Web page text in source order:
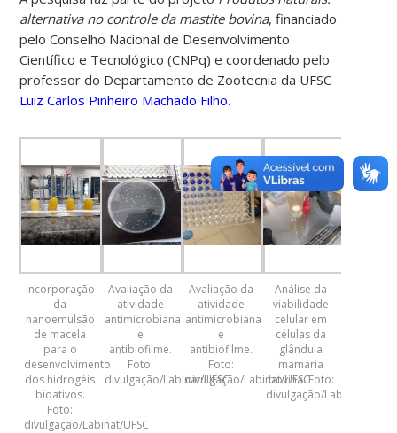
alternativa no controle da mastite bovina, financiado
pelo Conselho Nacional de Desenvolvimento
Científico e Tecnológico (CNPq) e coordenado pelo
professor do Departamento de Zootecnia da UFSC
Luiz Carlos Pinheiro Machado Filho.
Incorporação
da
nanoemulsão
de macela
para o
desenvolvimento
dos hidrogéis
bioativos.
Foto:
divulgação/Labinat/UFSC
Avaliação da
atividade
antimicrobiana
e
antibiofilme.
Foto:
divulgação/Labinat/UFSC
Avaliação da
atividade
antimicrobiana
e
antibiofilme.
Foto:
divulgação/Labinat/UFSC
Análise da
viabilidade
celular em
células da
glândula
mamária
bovina. Foto:
divulgação/Labinat/UFSC